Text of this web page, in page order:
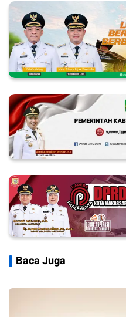
Baca Juga